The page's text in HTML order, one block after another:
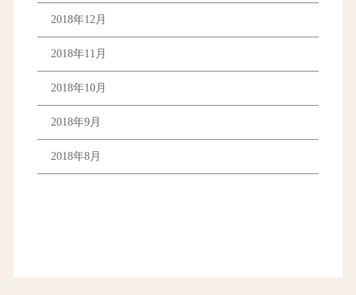
2018年12月
2018年11月
2018年10月
2018年9月
2018年8月